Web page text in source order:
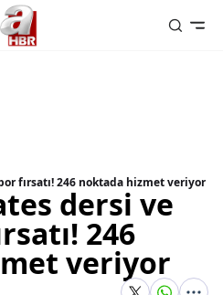
fırsatı! 246 noktada hizmet veriyor
dersi ve
246
veriyor